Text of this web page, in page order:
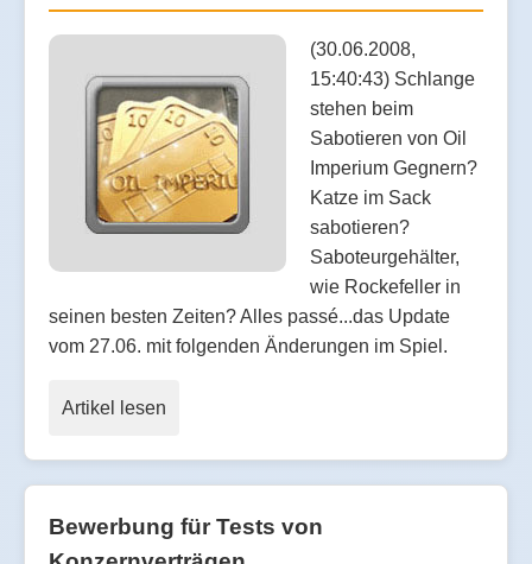
(30.06.2008,
15:40:43) Schlange
stehen beim
Sabotieren von Oil
Imperium Gegnern?
Katze im Sack
sabotieren?
Saboteurgehälter,
wie Rockefeller in
seinen besten Zeiten? Alles passé...das Update
vom 27.06. mit folgenden Änderungen im Spiel.
Artikel lesen
Bewerbung für Tests von